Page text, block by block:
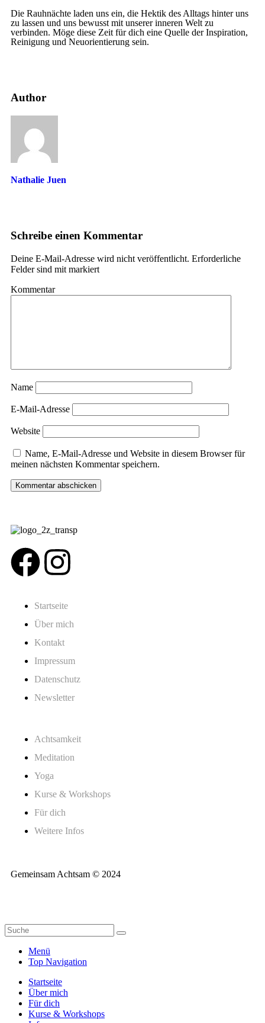
Die Rauhnächte laden uns ein, die Hektik des Alltags hinter uns
zu lassen und uns bewusst mit unserer inneren Welt zu
verbinden. Möge diese Zeit für dich eine Quelle der Inspiration,
Reinigung und Neuorientierung sein.
Author
Nathalie Juen
Schreibe einen Kommentar
Deine E-Mail-Adresse wird nicht veröffentlicht. Erforderliche
Felder sind mit markiert
Kommentar
Name
E-Mail-Adresse
Website
Name, E-Mail-Adresse und Website in diesem Browser für
meinen nächsten Kommentar speichern.
Startseite
Über mich
Kontakt
Impressum
Datenschutz
Newsletter
Achtsamkeit
Meditation
Yoga
Kurse & Workshops
Für dich
Weitere Infos
Gemeinsam Achtsam © 2024
Menü
Top Navigation
Startseite
Über mich
Für dich
Kurse & Workshops